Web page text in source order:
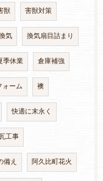
獣 害獣対策
気 換気扇目詰まり
季休業 倉庫補強
ォーム 襖
快適に末永く
工事
備え 阿久比町花火